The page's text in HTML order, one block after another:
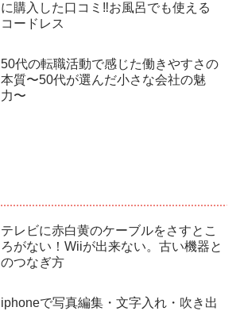
に購入した口コミ‼︎お風呂でも使える
コードレス
50代の転職活動で感じた働きやすさの
本質〜50代が選んだ小さな会社の魅
力〜
テレビに赤白黄のケーブルをさすとこ
ろがない！Wiiが出来ない。古い機器と
のつなぎ方
iphoneで写真編集・文字入れ・吹き出